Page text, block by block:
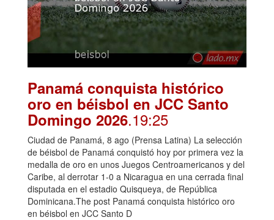
Panamá conquista histórico
oro en béisbol en JCC Santo
Domingo 2026.19:25
Ciudad de Panamá, 8 ago (Prensa Latina) La selección
de béisbol de Panamá conquistó hoy por primera vez la
medalla de oro en unos Juegos Centroamericanos y del
Caribe, al derrotar 1-0 a Nicaragua en una cerrada final
disputada en el estadio Quisqueya, de República
Dominicana.The post Panamá conquista histórico oro
en béisbol en JCC Santo D